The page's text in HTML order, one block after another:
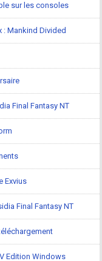
sur les consoles
: Mankind Divided
Final Fantasy NT
Exvius
Final Fantasy NT
Edition Windows